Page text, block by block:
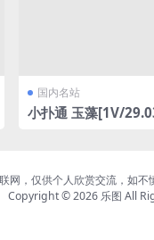
国内名站
小扑通 玉藻[1V/
网，仅供个人欣赏交流，如
Copyright © 2026 乐图 All